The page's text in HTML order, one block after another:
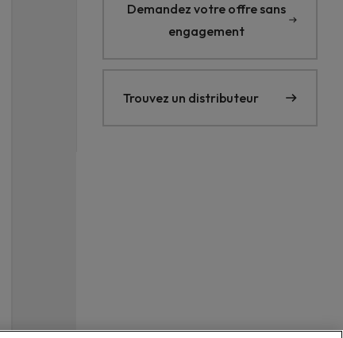
Demandez votre offre sans
engagement
Trouvez un distributeur